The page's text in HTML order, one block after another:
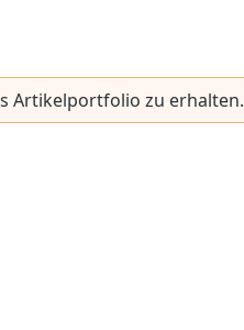
Artikelportfolio zu erhalten.